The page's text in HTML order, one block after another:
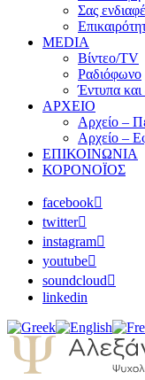
Σας
MEDIA
Βίντεο/TV
Ραδιόφωνο
Έντυπα και
ΑΡΧΕΙΟ
Αρχείο –
Αρχείο –
ΕΠΙΚΟΙΝΩΝΙΑ
ΚΟΡΟΝΟΪΟΣ
facebook
twitter
instagram
youtube
soundcloud
linkedin